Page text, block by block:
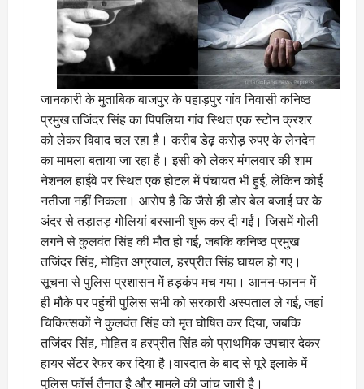
जानकारी के मुताबिक बाजपुर के पहाड़पुर गांव निवासी कनिष्ठ
प्रमुख तजिंदर सिंह का पिपलिया गांव स्थित एक स्टोन क्रशर
को लेकर विवाद चल रहा है। करीब डेढ़ करोड़ रुपए के लेनदेन
का मामला बताया जा रहा है। इसी को लेकर मंगलवार की शाम
नेशनल हाईवे पर स्थित एक होटल में पंचायत भी हुई, लेकिन कोई
नतीजा नहीं निकला। आरोप है कि जैसे ही डोर बेल बजाई घर के
अंदर से तड़ातड़ गोलियां बरसानी शुरू कर दी गईं। जिसमें गोली
लगने से कुलवंत सिंह की मौत हो गई, जबकि कनिष्ठ प्रमुख
तजिंदर सिंह, मोहित अग्रवाल, हरप्रीत सिंह घायल हो गए।
सूचना से पुलिस प्रशासन में हड़कंप मच गया। आनन-फानन में
ही मौके पर पहुंची पुलिस सभी को सरकारी अस्पताल ले गई, जहां
चिकित्सकों ने कुलवंत सिंह को मृत घोषित कर दिया, जबकि
तजिंदर सिंह, मोहित व हरप्रीत सिंह को प्राथमिक उपचार देकर
हायर सेंटर रेफर कर दिया है।वारदात के बाद से पूरे इलाके में
पुलिस फाॅर्स तैनात है और मामले की जांच जारी है।